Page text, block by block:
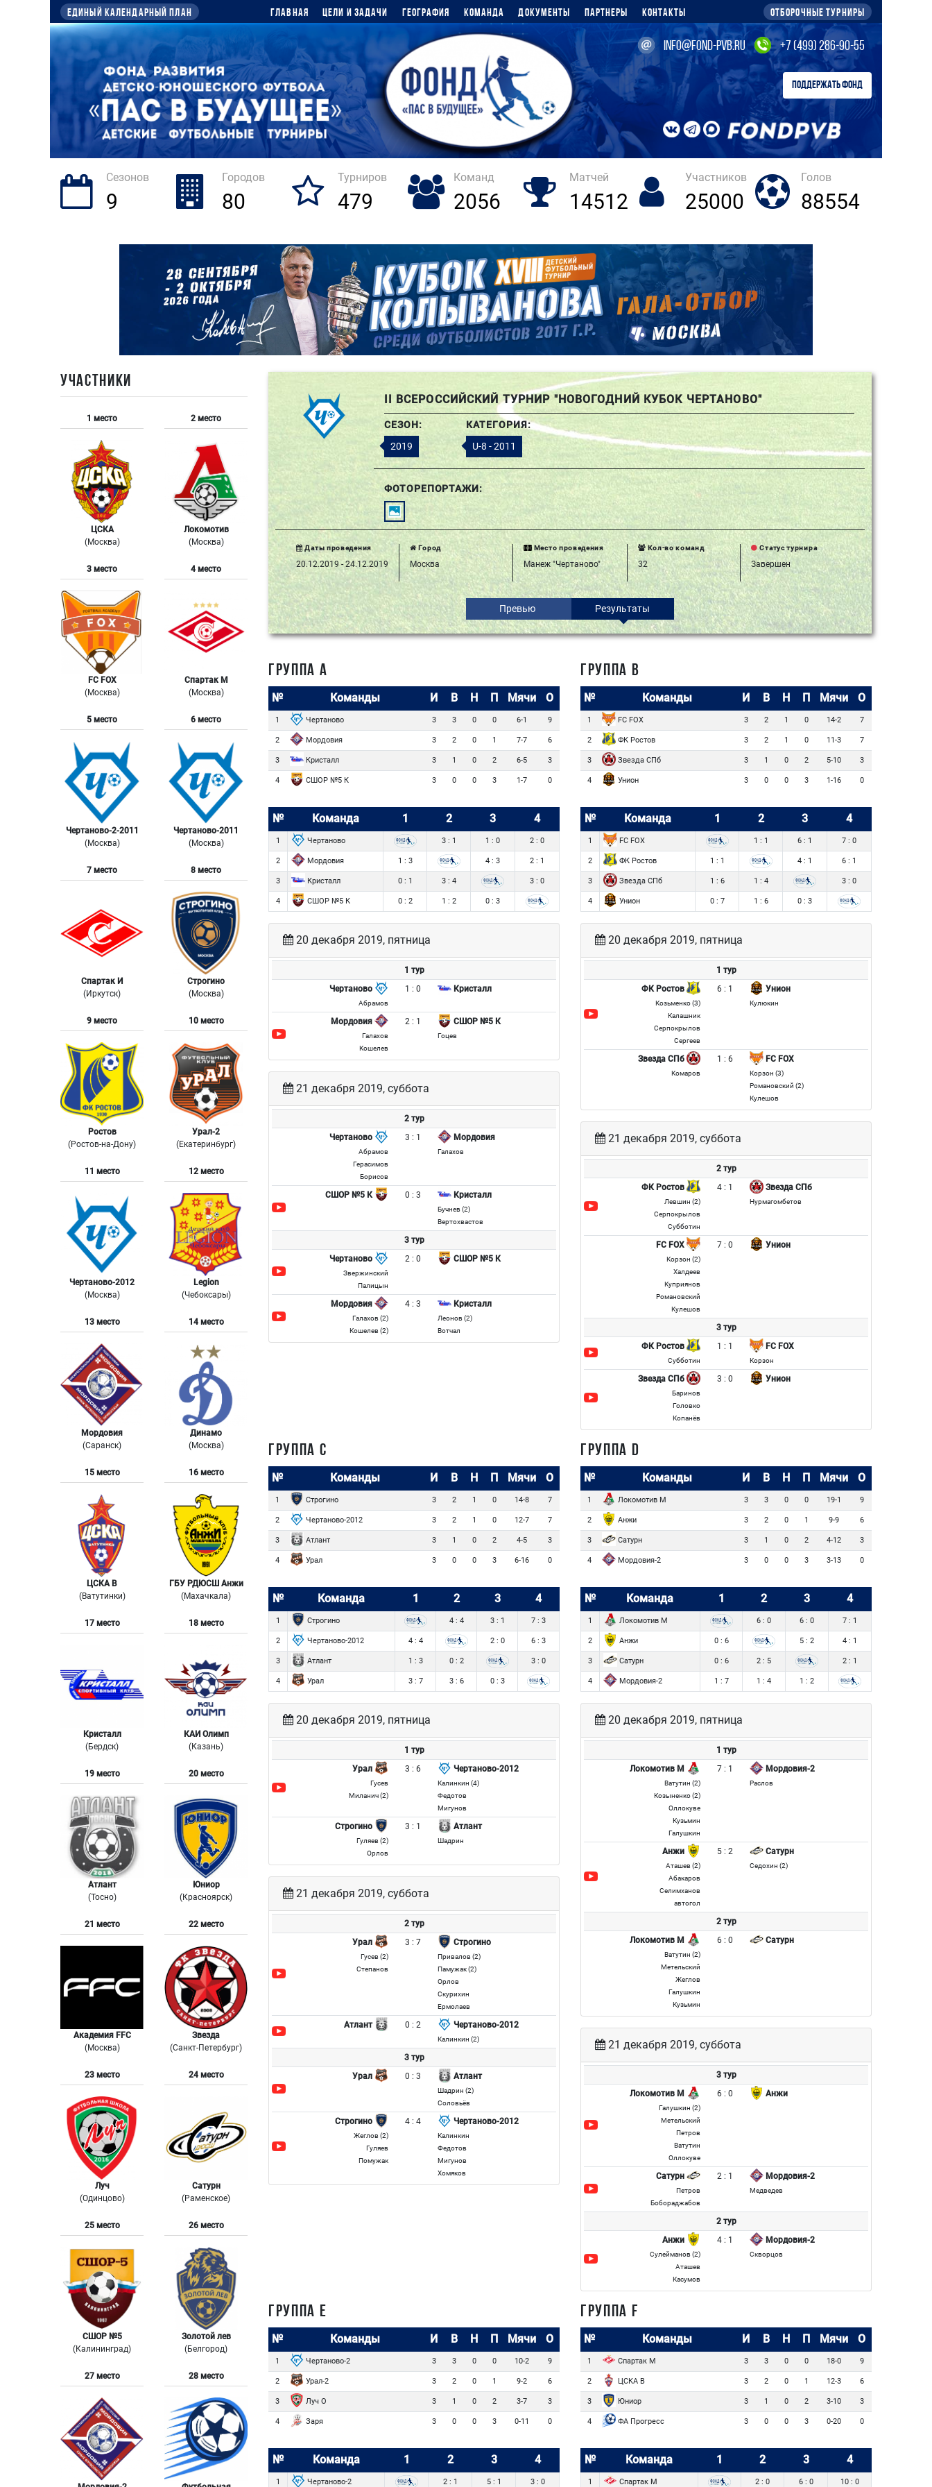
Единый календарный план Главная Цели и задачи География Команда Документы Партнеры Контакты Отборочные турниры
info@fond-pvb.ru +7 (499) 286-90-55
ПОДДЕРЖАТЬ ФОНД
Сезонов
9
Городов
80
Турниров
479
Команд
2056
Матчей
14512
Участников
25000
Голов
88554
УЧАСТНИКИ
1 место
ЦСКА
(Москва)
2 место
Локомотив
(Москва)
3 место
FC FOX
(Москва)
4 место
Спартак М
(Москва)
5 место
Чертаново-2-2011
(Москва)
6 место
Чертаново-2011
(Москва)
7 место
Спартак И
(Иркутск)
8 место
Строгино
(Москва)
9 место
Ростов
(Ростов-на-Дону)
10 место
Урал-2
(Екатеринбург)
11 место
Чертаново-2012
(Москва)
12 место
Legion
(Чебоксары)
13 место
Мордовия
(Саранск)
14 место
Динамо
(Москва)
15 место
ЦСКА В
(Ватутинки)
16 место
ГБУ РДЮСШ Анжи
(Махачкала)
17 место
Кристалл
(Бердск)
18 место
КАИ Олимп
(Казань)
19 место
Атлант
(Тосно)
20 место
Юниор
(Красноярск)
21 место
Академия FFC
(Москва)
22 место
Звезда
(Санкт-Петербург)
23 место
Луч
(Одинцово)
24 место
Сатурн
(Раменское)
25 место
СШОР №5
(Калининград)
26 место
Золотой лев
(Белгород)
27 место 28 место
II ВСЕРОССИЙСКИЙ ТУРНИР "НОВОГОДНИЙ КУБОК ЧЕРТАНОВО"
СЕЗОН:
2019
КАТЕГОРИЯ:
U-8 - 2011
ФОТОРЕПОРТАЖИ:
Даты проведения
20.12.2019 - 24.12.2019
Город
Москва
Место проведения
Манеж "Чертаново"
Кол-во команд
32
Статус турнира
Завершен
Превью Результаты
ГРУППА А
№ Команды И В Н П Мячи О
1 Чертаново 3 3 0 0 6-1 9
2 Мордовия 3 2 0 1 7-7 6
3 Кристалл 3 1 0 2 6-5 3
4 СШОР №5 К 3 0 0 3 1-7 0
№ Команда 1 2 3 4
1 Чертаново 3 : 1 1 : 0 2 : 0
2 Мордовия 1 : 3 4 : 3 2 : 1
3 Кристалл 0 : 1 3 : 4 3 : 0
4 СШОР №5 К 0 : 2 1 : 2 0 : 3
20 декабря 2019, пятница
1 тур
Чертаново
Абрамов
1 : 0 Кристалл
Мордовия
Галахов
Кошелев
2 : 1 СШОР №5 К
Гоцев
21 декабря 2019, суббота
2 тур
Чертаново
Абрамов
Герасимов
Борисов
3 : 1 Мордовия
Галахов
СШОР №5 К 0 : 3 Кристалл
Бучнев (2)
Вертохвастов
3 тур
Чертаново
Звержинский
Палицын
2 : 0 СШОР №5 К
Мордовия
Галахов (2)
Кошелев (2)
4 : 3 Кристалл
Леонов (2)
Вотчал
ГРУППА B
№ Команды И В Н П Мячи О
1 FC FOX 3 2 1 0 14-2 7
2 ФК Ростов 3 2 1 0 11-3 7
3 Звезда СПб 3 1 0 2 5-10 3
4 Унион 3 0 0 3 1-16 0
№ Команда 1 2 3 4
1 FC FOX 1 : 1 6 : 1 7 : 0
2 ФК Ростов 1 : 1 4 : 1 6 : 1
3 Звезда СПб 1 : 6 1 : 4 3 : 0
4 Унион 0 : 7 1 : 6 0 : 3
20 декабря 2019, пятница
1 тур
ФК Ростов
Козьменко (3)
Калашник
Серпокрылов
Сергеев
6 : 1 Унион
Кулюкин
Звезда СПб
Комаров
1 : 6 FC FOX
Корзон (3)
Романовский (2)
Кулешов
21 декабря 2019, суббота
2 тур
ФК Ростов
Левшин (2)
Серпокрылов
Субботин
4 : 1 Звезда СПб
Нурмагомбетов
FC FOX
Корзон (2)
Халдеев
Куприянов
Романовский
Кулешов
7 : 0 Унион
3 тур
ФК Ростов
Субботин
1 : 1 FC FOX
Корзон
Звезда СПб
Баринов
Головко
Копанёв
3 : 0 Унион
ГРУППА C
№ Команды И В Н П Мячи О
1 Строгино 3 2 1 0 14-8 7
2 Чертаново-2012 3 2 1 0 12-7 7
3 Атлант 3 1 0 2 4-5 3
4 Урал 3 0 0 3 6-16 0
№ Команда 1 2 3 4
1 Строгино 4 : 4 3 : 1 7 : 3
2 Чертаново-2012 4 : 4 2 : 0 6 : 3
3 Атлант 1 : 3 0 : 2 3 : 0
4 Урал 3 : 7 3 : 6 0 : 3
20 декабря 2019, пятница
1 тур
Урал
Гусев
Миланич (2)
3 : 6 Чертаново-2012
Калинкин (4)
Федотов
Мигунов
Строгино
Гуляев (2)
Орлов
3 : 1 Атлант
Шадрин
21 декабря 2019, суббота
2 тур
Урал
Гусев (2)
Степанов
3 : 7 Строгино
Привалов (2)
Памужак (2)
Орлов
Скурихин
Ермолаев
Атлант 0 : 2 Чертаново-2012
Калинкин (2)
3 тур
Урал
0 : 3 Атлант
Шадрин (2)
Соловьёв
Строгино
Жеглов (2)
Гуляев
Помужак
4 : 4 Чертаново-2012
Калинкин
Федотов
Мигунов
Хомяков
ГРУППА D
№ Команды И В Н П Мячи О
1 Локомотив М 3 3 0 0 19-1 9
2 Анжи 3 2 0 1 9-9 6
3 Сатурн 3 1 0 2 4-12 3
4 Мордовия-2 3 0 0 3 3-13 0
№ Команда 1 2 3 4
1 Локомотив М 6 : 0 6 : 0 7 : 1
2 Анжи 0 : 6 5 : 2 4 : 1
3 Сатурн 0 : 6 2 : 5 2 : 1
4 Мордовия-2 1 : 7 1 : 4 1 : 2
20 декабря 2019, пятница
1 тур
Локомотив М
Ватутин (2)
Козыненко (2)
Оллокуве
Кузьмин
Галушкин
7 : 1 Мордовия-2
Раслов
Анжи
Аташев (2)
Абакаров
Селимханов
автогол
5 : 2 Сатурн
Седохин (2)
2 тур
Локомотив М
Ватутин (2)
Метельский
Жеглов
Галушкин
Кузьмин
6 : 0 Сатурн
21 декабря 2019, суббота
3 тур
Локомотив М
Галушкин (2)
Метельский
Петров
Ватутин
Оллокуве
6 : 0 Анжи
Сатурн
Петров
Бобораджабов
2 : 1 Мордовия-2
Медведев
2 тур
Анжи
Сулейманов (2)
Аташев
Касумов
4 : 1 Мордовия-2
Скворцов
ГРУППА E
№ Команды И В Н П Мячи О
1 Чертаново-2 3 3 0 0 10-2 9
2 Урал-2 3 2 0 1 9-2 6
3 Луч О 3 1 0 2 3-7 3
4 Заря 3 0 0 3 0-11 0
№ Команда 1 2 3 4
1 Чертаново-2 2 : 1 5 : 1 3 : 0
ГРУППА F
№ Команды И В Н П Мячи О
1 Спартак М 3 3 0 0 18-0 9
2 ЦСКА В 3 2 0 1 12-3 6
3 Юниор 3 1 0 2 3-10 3
4 ФА Прогресс 3 0 0 3 0-20 0
№ Команда 1 2 3 4
1 Спартак М 2 : 0 6 : 0 10 : 0